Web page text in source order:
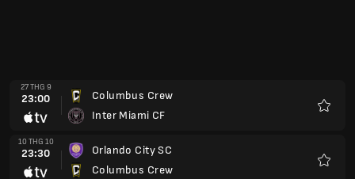
27 THG 9
23:00
Columbus Crew
Inter Miami CF
10 THG 10
23:30
Orlando City SC
Columbus Crew